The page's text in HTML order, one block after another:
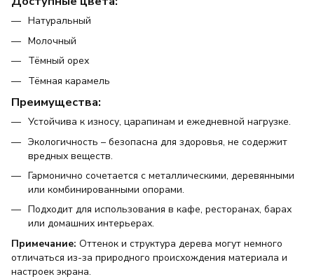
Натуральный
Молочный
Тёмный орех
Тёмная карамель
Преимущества:
Устойчива к износу, царапинам и ежедневной нагрузке.
Экологичность – безопасна для здоровья, не содержит
вредных веществ.
Гармонично сочетается с металлическими, деревянными
или комбинированными опорами.
Подходит для использования в кафе, ресторанах, барах
или домашних интерьерах.
Примечание: Оттенок и структура дерева могут немного
отличаться из-за природного происхождения материала и
настроек экрана.